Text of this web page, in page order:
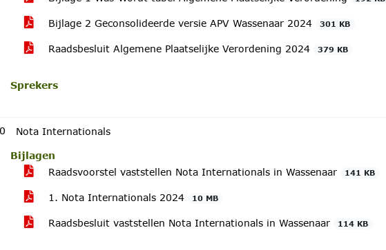
Bijlage 2 Geconsolideerde versie APV Wassenaar 2024 301 KB
Raadsbesluit Algemene Plaatselijke Verordening 2024 379 KB
Sprekers
Nota Internationals
Bijlagen
Raadsvoorstel vaststellen Nota Internationals in Wassenaar
141 KB
1. Nota Internationals 2024 10 MB
Raadsbesluit vaststellen Nota Internationals in Wassenaar 114 KB